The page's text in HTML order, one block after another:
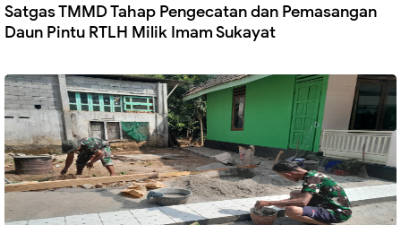
Satgas TMMD Tahap Pengecatan dan Pemasangan
Daun Pintu RTLH Milik Imam Sukayat